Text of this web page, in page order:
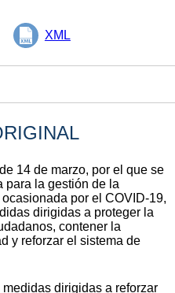
XML
14 de marzo, por el que se
para la gestión de la
por el COVID-19,
dirigidas a proteger la
contener la
y reforzar el sistema de
dirigidas a reforzar